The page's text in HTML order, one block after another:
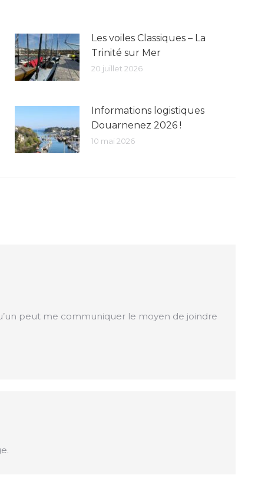
Les voiles Classiques – La
Trinité sur Mer
20 juillet 2026
Informations logistiques
Douarnenez 2026 !
10 mai 2026
peut me communiquer le moyen de joindre